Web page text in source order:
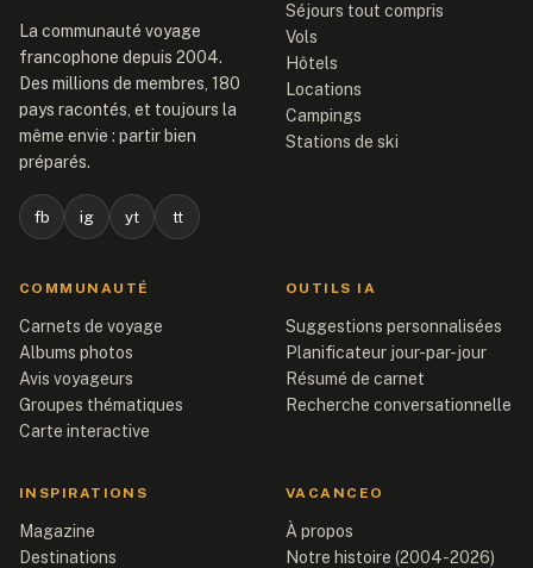
La communauté voyage
francophone depuis 2004.
Des millions de membres, 180
pays racontés, et toujours la
même envie : partir bien
préparés.
fb ig yt tt
Séjours tout compris
Vols
Hôtels
Locations
Campings
Stations de ski
COMMUNAUTÉ
Carnets de voyage
Albums photos
Avis voyageurs
Groupes thématiques
Carte interactive
OUTILS IA
Suggestions personnalisées
Planificateur jour-par-jour
Résumé de carnet
Recherche conversationnelle
INSPIRATIONS
Magazine
Destinations
VACANCEO
À propos
Notre histoire (2004-2026)